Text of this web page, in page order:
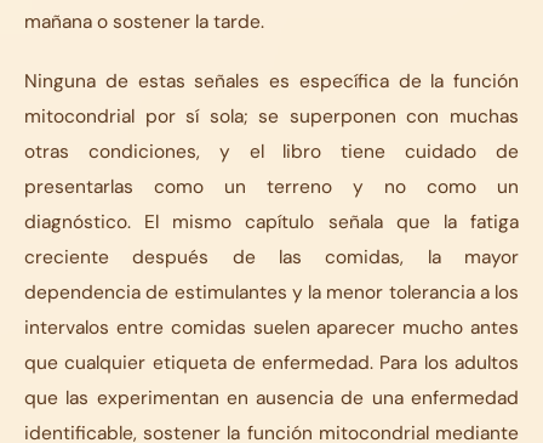
mañana o sostener la tarde.
Ninguna de estas señales es específica de la función
mitocondrial por sí sola; se superponen con muchas
otras condiciones, y el libro tiene cuidado de
presentarlas como un terreno y no como un
diagnóstico. El mismo capítulo señala que la fatiga
creciente después de las comidas, la mayor
dependencia de estimulantes y la menor tolerancia a los
intervalos entre comidas suelen aparecer mucho antes
que cualquier etiqueta de enfermedad. Para los adultos
que las experimentan en ausencia de una enfermedad
identificable, sostener la función mitocondrial mediante